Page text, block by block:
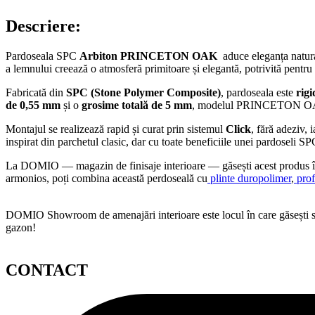
Descriere:
Pardoseala SPC Arbiton PRINCETON OAK aduce eleganța
a lemnului creează o atmosferă primitoare și elegantă, potrivită
Fabricată din SPC (Stone Polymer Composite), pardoseala este
de 0,55 mm și o grosime totală de 5 mm, modelul PRINCETON
Montajul se realizează rapid și curat prin sistemul Click, fără adeziv,
inspirat din parchetul clasic, dar cu toate beneficiile unei pardoseli
La DOMIO — magazin de finisaje interioare — găsești acest produs
armonios, poți combina această perdoseală cu plinte duropolimer,
DOMIO Showroom de amenajări interioare este locul în care găsești
gazon!
CONTACT